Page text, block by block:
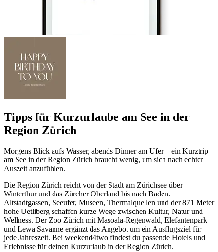
Tipps für Kurzurlaube am See in der
Region Zürich
Morgens Blick aufs Wasser, abends Dinner am Ufer – ein Kurztrip
am See in der Region Zürich braucht wenig, um sich nach echter
Auszeit anzufühlen.
Die Region Zürich reicht von der Stadt am Zürichsee über
Winterthur und das Zürcher Oberland bis nach Baden.
Altstadtgassen, Seeufer, Museen, Thermalquellen und der 871 Meter
hohe Uetliberg schaffen kurze Wege zwischen Kultur, Natur und
Wellness. Der Zoo Zürich mit Masoala-Regenwald, Elefantenpark
und Lewa Savanne ergänzt das Angebot um ein Ausflugsziel für
jede Jahreszeit. Bei weekend4two findest du passende Hotels und
Erlebnisse für deinen Kurzurlaub in der Region Zürich.